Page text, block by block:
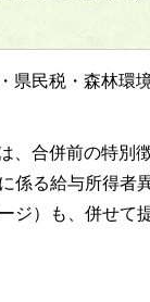
県民税・森林環
、合併前の特別
係る給与所得者
ジ）も、併せて